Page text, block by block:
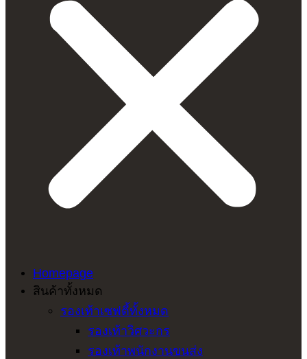
Homepage
สินค้าทั้งหมด
รองเท้าเซฟตี้ทั้งหมด
รองเท้าวิศวะกร
รองเท้าพนักงานขนส่ง